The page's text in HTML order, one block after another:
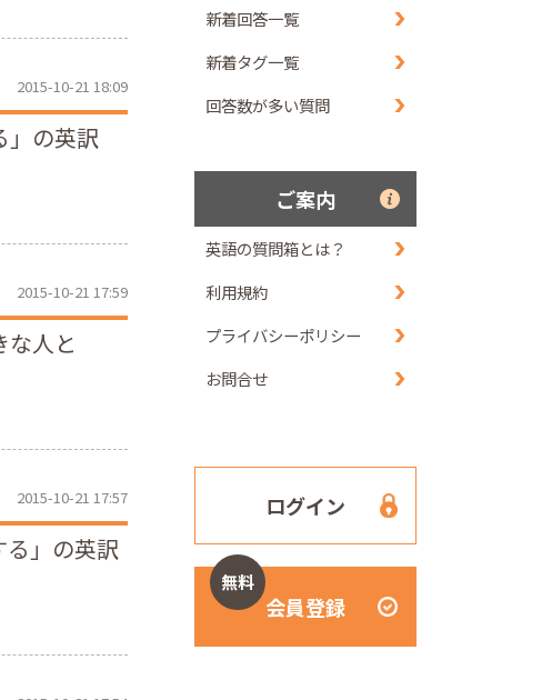
2015-10-21 18:09
」の英訳
2015-10-21 17:59
な人と
2015-10-21 17:57
る」の英訳
新着回答一覧
新着タグ一覧
回答数が多い質問
ご案内
英語の質問箱とは？
利用規約
プライバシーポリシー
お問合せ
ログイン
無料
会員登録